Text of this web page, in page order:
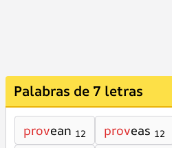
Palabras de 7 letras
provean 12 proveas 12